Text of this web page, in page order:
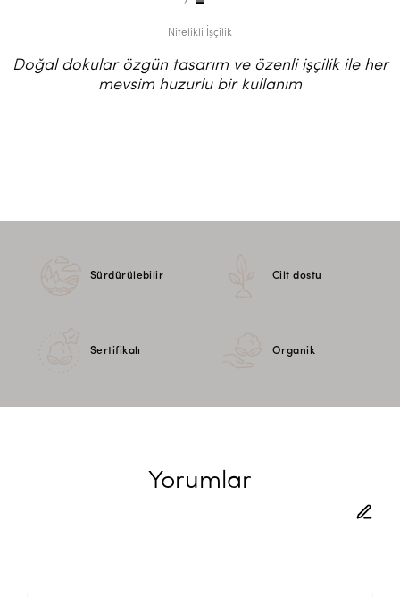
Nitelikli İşçilik
Doğal dokular özgün tasarım ve özenli işçilik ile her
mevsim huzurlu bir kullanım
Sürdürülebilir Cilt dostu
Sertifikalı Organik
Yorumlar